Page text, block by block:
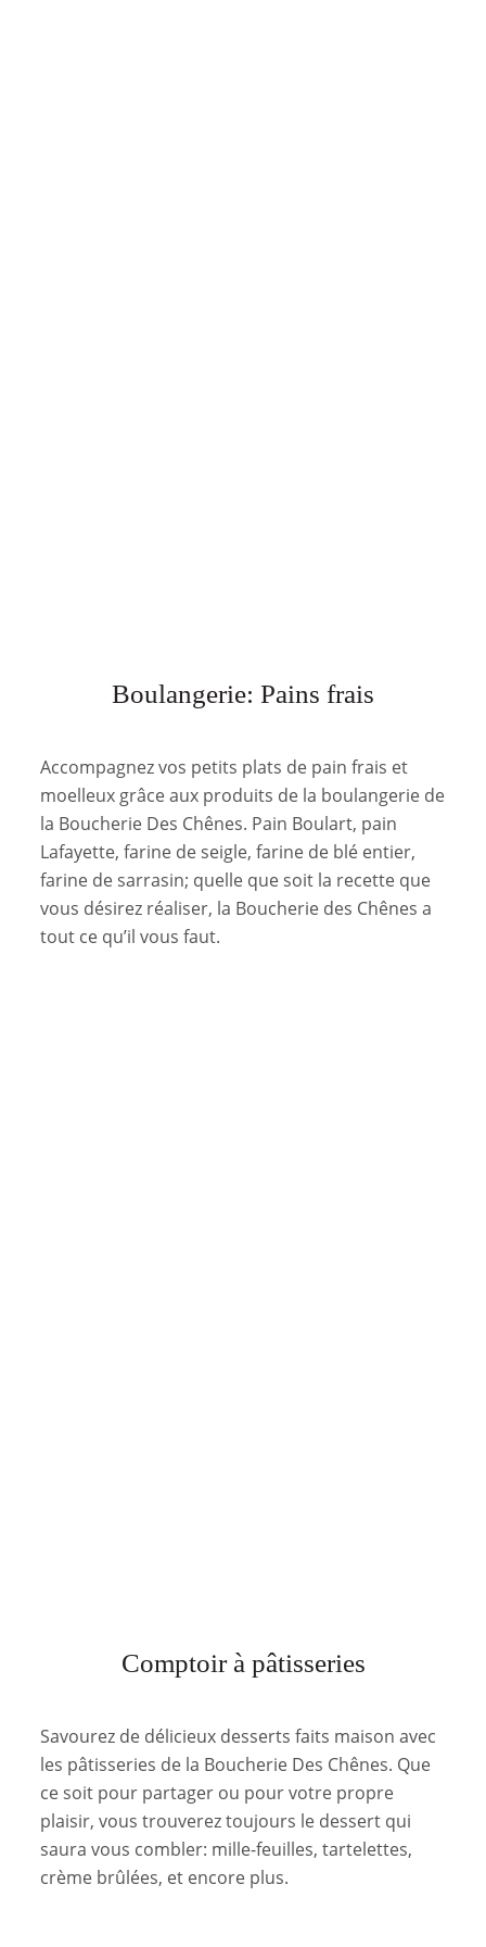
Boulangerie: Pains frais
Accompagnez vos petits plats de pain frais et
moelleux grâce aux produits de la boulangerie de
la Boucherie Des Chênes. Pain Boulart, pain
Lafayette, farine de seigle, farine de blé entier,
farine de sarrasin; quelle que soit la recette que
vous désirez réaliser, la Boucherie des Chênes a
tout ce qu’il vous faut.
Comptoir à pâtisseries
Savourez de délicieux desserts faits maison avec
les pâtisseries de la Boucherie Des Chênes. Que
ce soit pour partager ou pour votre propre
plaisir, vous trouverez toujours le dessert qui
saura vous combler: mille-feuilles, tartelettes,
crème brûlées, et encore plus.